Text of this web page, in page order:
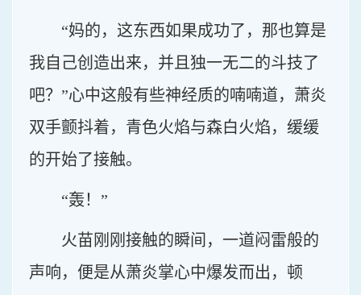
“妈的，这东西如果成功了，那也算是
我自己创造出来，并且独一无二的斗技了
吧？”心中这般有些神经质的喃喃道，萧炎
双手颤抖着，青色火焰与森白火焰，缓缓
的开始了接触。
“轰！”
火苗刚刚接触的瞬间，一道闷雷般的
声响，便是从萧炎掌心中爆发而出，顿